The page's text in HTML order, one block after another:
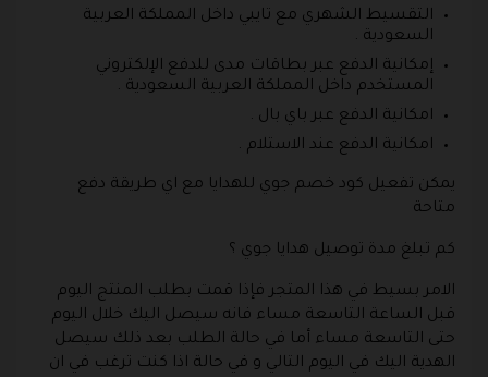
التقسيط الشهري مع تايبي داخل المملكة العربية
السعودية .
إمكانية الدفع عبر بطاقات مدى للدفع الإلكتروني
المستخدم داخل المملكة العربية السعودية .
امكانية الدفع عبر باي بال .
امكانية الدفع عند الاستلام .
يمكن تفعيل كود خصم جوي للهدايا مع اي طريقة دفع
متاحة
كم تبلغ مدة توصيل هدايا جوي ؟
الامر بسيط في هذا المتجر فإذا قمت بطلب المنتج اليوم
قبل الساعة التاسعة مساء فانه سيصل اليك خلال اليوم
حتى التاسعة مساء أما في حالة الطلب بعد ذلك سيصل
الهدية اليك في اليوم التالي و في حالة اذا كنت ترغب في ان